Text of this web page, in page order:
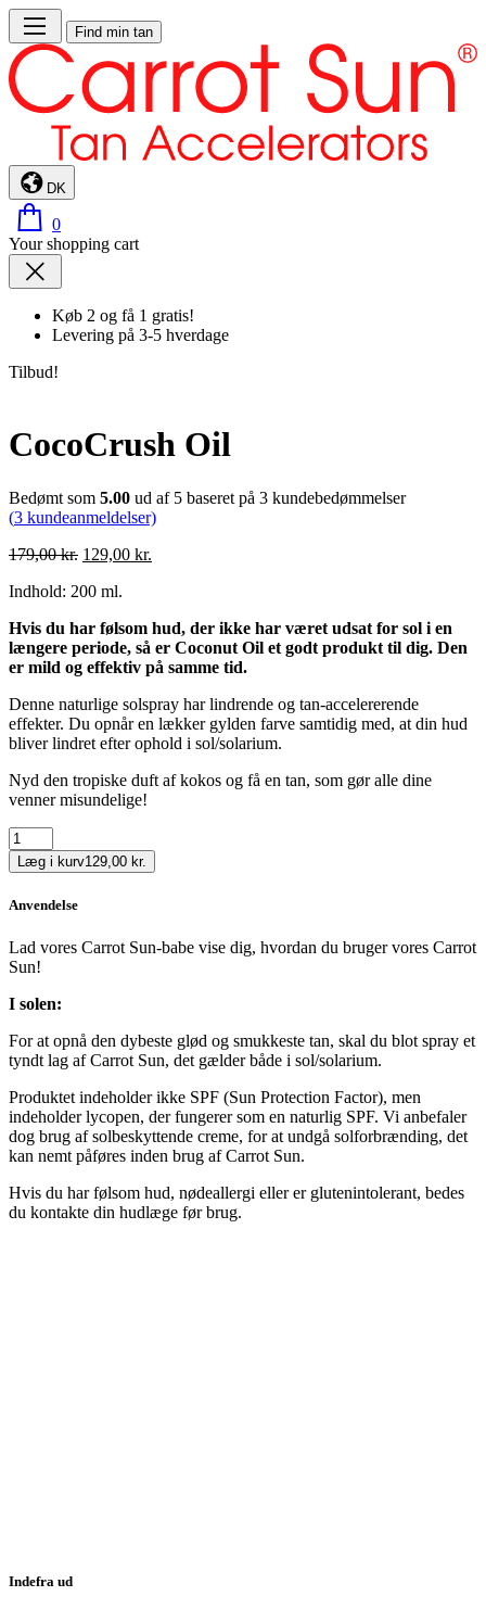
Find min tan
DK
0
Your shopping cart
Køb 2 og få 1 gratis!
Levering på 3-5 hverdage
Tilbud!
CocoCrush Oil
Bedømt som 5.00 ud af 5 baseret på 3 kundebedømmelser
(3 kundeanmeldelser)
179,00kr. Den
pris
179,00 kr..
129,00 kr.
129,00 kr..
Indhold: 200 ml.
Hvis du har følsom hud, der ikke har været udsat for sol i en
længere periode, så er Coconut Oil et godt produkt til dig. Den
er mild og effektiv på samme tid.
Denne naturlige solspray har lindrende og tan-accelererende
effekter. Du opnår en lækker gylden farve samtidig med, at din hud
bliver lindret efter ophold i sol/solarium.
Nyd den tropiske duft af kokos og få en tan, som gør alle dine
venner misundelige!
CocoCrush
Oil
antal
Læg i kurv129,00 kr.
Anvendelse
Lad vores Carrot Sun-babe vise dig, hvordan du bruger vores Carrot
Sun!
I solen:
For at opnå den dybeste glød og smukkeste tan, skal du blot spray et
tyndt lag af Carrot Sun, det gælder både i sol/solarium.
Produktet indeholder ikke SPF (Sun Protection Factor), men
indeholder lycopen, der fungerer som en naturlig SPF. Vi anbefaler
dog brug af solbeskyttende creme, for at undgå solforbrænding, det
kan nemt påføres inden brug af Carrot Sun.
Hvis du har følsom hud, nødeallergi eller er glutenintolerant, bedes
du kontakte din hudlæge før brug.
Indefra ud